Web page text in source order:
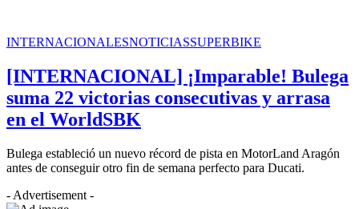
MOTOVELOCIDAD
MOTOGP
MOTOCROSS
MINICROSS
HARD ENDURO
SUPERCROSS
INTERNACIONALESNOTICIASSUPERBIKE
[INTERNACIONAL] ¡Imparable! Bulega
suma 22 victorias consecutivas y arrasa
en el WorldSBK
Bulega estableció un nuevo récord de pista en MotorLand Aragón
antes de conseguir otro fin de semana perfecto para Ducati.
- Advertisement -